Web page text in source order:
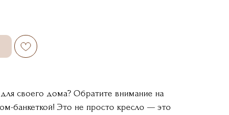
своего дома? Обратите внимание на
банкеткой! Это не просто кресло — это